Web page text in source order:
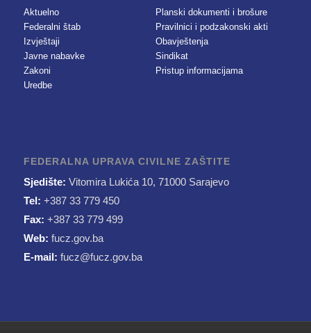
Aktuelno
Federalni štab
Izvještaji
Javne nabavke
Zakoni
Uredbe
Planski dokumenti i brošure
Pravilnici i podzakonski akti
Obavještenja
Sindikat
Pristup informacijama
FEDERALNA UPRAVA CIVILNE ZAŠTITE
Sjedište: Vitomira Lukića 10, 71000 Sarajevo
Tel: +387 33 779 450
Fax: +387 33 779 499
Web: fucz.gov.ba
E-mail: fucz@fucz.gov.ba